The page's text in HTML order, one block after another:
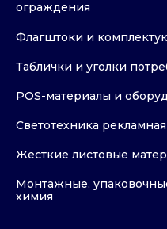
Светотехника
Жесткие листовые
Монтажные,
химия
ограждения
Таблички и уголки
POS-материалы и
Флагштоки и